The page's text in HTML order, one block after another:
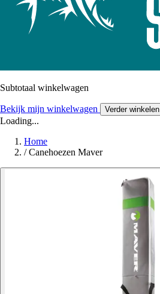
Subtotaal winkelwagen
Bekijk mijn winkelwagen Verder winkelen
Loading...
Home
/ Canehoezen Maver